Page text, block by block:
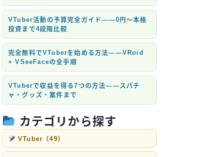
VTuber活動の予算完全ガイド——0円〜本格
投資まで4段階比較
完全無料でVTuberを始める方法——VRoid
+ VSeeFaceの全手順
VTuberで収益を得る7つの方法——スパチ
ャ・グッズ・案件まで
カテゴリから探す
VTuber（49）